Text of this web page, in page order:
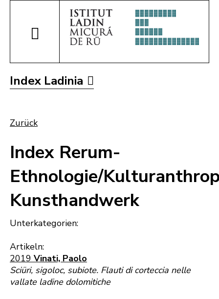
Index Ladinia
Zurück
Index Rerum-
Ethnologie/
Kunsthandwerk
Unterkategorien:
Artikeln:
2019 Vinati, Paolo
Sciüri, sigoloc, subiote. Flauti di corteccia nelle
vallate ladine dolomitiche